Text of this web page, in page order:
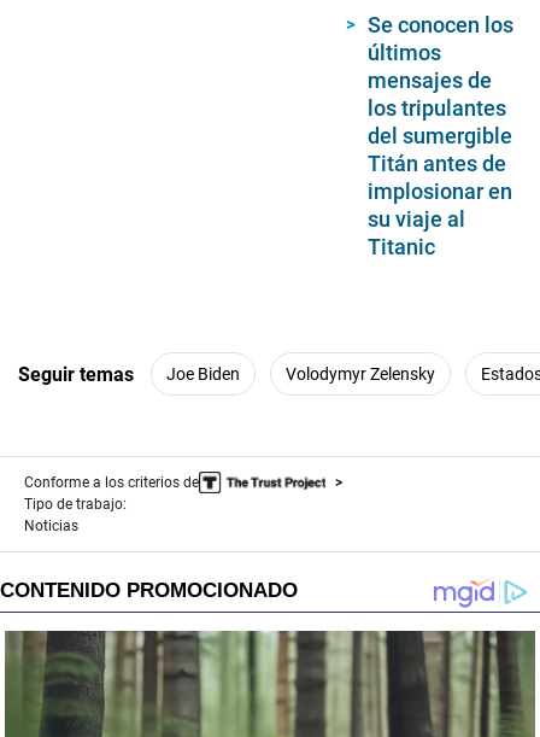
Se conocen los
últimos
mensajes de
los tripulantes
del sumergible
Titán antes de
implosionar en
su viaje al
Titanic
Seguir temas Joe Biden Volodymyr Zelensky
Conforme a los criterios de
Tipo de trabajo:
Noticias